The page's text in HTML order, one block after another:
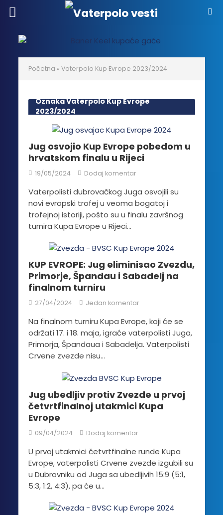
Početna » Vaterpolo Kup Evrope 2023/2024
Oznaka Vaterpolo Kup Evrope
2023/2024
Jug osvojio Kup Evrope pobedom u
hrvatskom finalu u Rijeci
19/05/2024 Dodaj komentar
Vaterpolisti dubrovačkog Juga osvojili su
novi evropski trofej u veoma bogatoj i
trofejnoj istoriji, pošto su u finalu završnog
turnira Kupa Evrope u Rijeci...
KUP EVROPE: Jug eliminisao Zvezdu,
Primorje, Špandau i Sabadelj na
finalnom turniru
27/04/2024 Jedan komentar
Na finalnom turniru Kupa Evrope, koji će se
održati 17. i 18. maja, igraće vaterpolisti Juga,
Primorja, Špandaua i Sabadelja. Vaterpolisti
Crvene zvezde nisu...
Jug ubedljiv protiv Zvezde u prvoj
četvrtfinalnoj utakmici Kupa
Evrope
09/04/2024 Dodaj komentar
U prvoj utakmici četvrtfinalne runde Kupa
Evrope, vaterpolisti Crvene zvezde izgubili su
u Dubrovniku od Juga sa ubedljivih 15:9 (5:1,
5:3, 1:2, 4:3), pa će u...